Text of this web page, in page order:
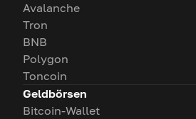
Avalanche
Tron
BNB
Polygon
Toncoin
Geldbörsen
Bitcoin-Wallet